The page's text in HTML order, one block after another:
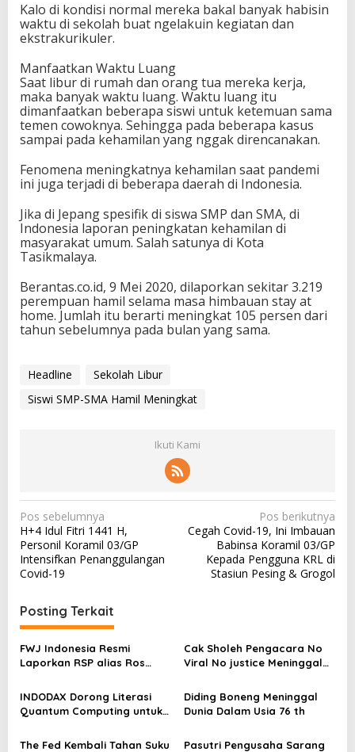
Kalo di kondisi normal mereka bakal banyak habisin
waktu di sekolah buat ngelakuin kegiatan dan
ekstrakurikuler.
Manfaatkan Waktu Luang
Saat libur di rumah dan orang tua mereka kerja,
maka banyak waktu luang. Waktu luang itu
dimanfaatkan beberapa siswi untuk ketemuan sama
temen cowoknya. Sehingga pada beberapa kasus
sampai pada kehamilan yang nggak direncanakan.
Fenomena meningkatnya kehamilan saat pandemi
ini juga terjadi di beberapa daerah di Indonesia.
Jika di Jepang spesifik di siswa SMP dan SMA, di
Indonesia laporan peningkatan kehamilan di
masyarakat umum. Salah satunya di Kota
Tasikmalaya.
Berantas.co.id, 9 Mei 2020, dilaporkan sekitar 3.219
perempuan hamil selama masa himbauan stay at
home. Jumlah itu berarti meningkat 105 persen dari
tahun sebelumnya pada bulan yang sama.
Headline
Sekolah Libur
Siswi SMP-SMA Hamil Meningkat
Ikuti Kami
N
a
v
i
g
a
s
i
p
o
s
Pos sebelumnya
H+4 Idul Fitri 1441 H,
Personil Koramil 03/GP
Intensifkan Penanggulangan
Covid-19
Pos berikutnya
Cegah Covid-19, Ini Imbauan
Babinsa Koramil 03/GP
Kepada Pengguna KRL di
Stasiun Pesing & Grogol
Posting Terkait
FWJ Indonesia Resmi
Laporkan RSP alias Ros
Cak Sholeh Pengacara No
Viral No justice Meninggal
INDODAX Dorong Literasi
Quantum Computing untuk
Blockchain
Diding Boneng Meninggal
Dunia Dalam Usia 76 th
The Fed Kembali Tahan Suku
Pasutri Pengusaha Sarang